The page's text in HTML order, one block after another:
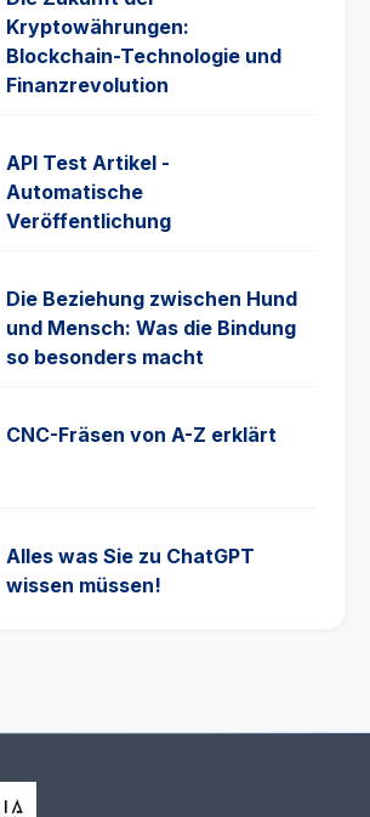
Kryptowährungen:
Blockchain-Technologie und
Finanzrevolution
API Test Artikel -
Automatische
Veröffentlichung
Die Beziehung zwischen Hund
und Mensch: Was die Bindung
so besonders macht
CNC-Fräsen von A-Z erklärt
Alles was Sie zu ChatGPT
wissen müssen!